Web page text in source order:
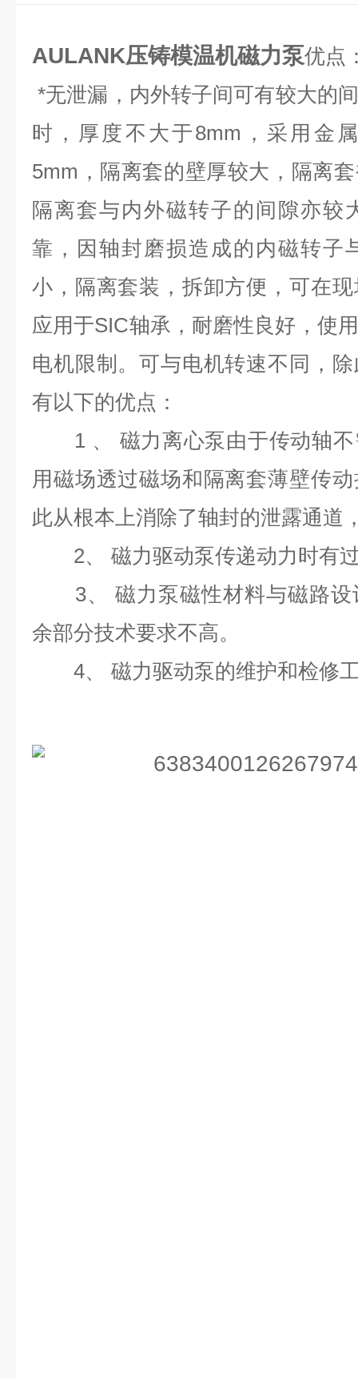
AULANK压铸模温机磁力泵优点
*无泄漏，内外转子间可有较大的
时，厚度不大于8mm，采用金
5mm，隔离套的壁厚较大，隔离
隔离套与内外磁转子的间隙亦较
靠，因轴封磨损造成的内磁转子
小，隔离套装，拆卸方便，可在
应用于SIC轴承，耐磨性良好，使
电机限制。可与电机转速不同，
有以下的优点：
1 、 磁力离心泵由于传动轴不
用磁场透过磁场和隔离套薄壁传
此从根本上消除了轴封的泄露通道
2、 磁力驱动泵传递动力时有
3、 磁力泵磁性材料与磁路设
余部分技术要求不高。
4、 磁力驱动泵的维护和检修